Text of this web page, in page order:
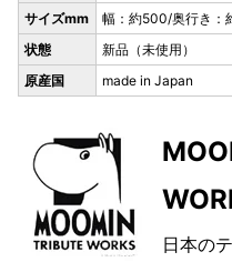
サイズmm
幅：約500/奥行き：
状態
新品（未使用）
原産国
made in Japan
日本の